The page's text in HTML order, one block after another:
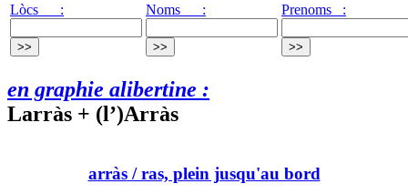
Lòcs :
Noms : Prenoms :
en graphie alibertine :
Larràs + (l’)Arràs
arràs/ ras, plein jusqu'au bord